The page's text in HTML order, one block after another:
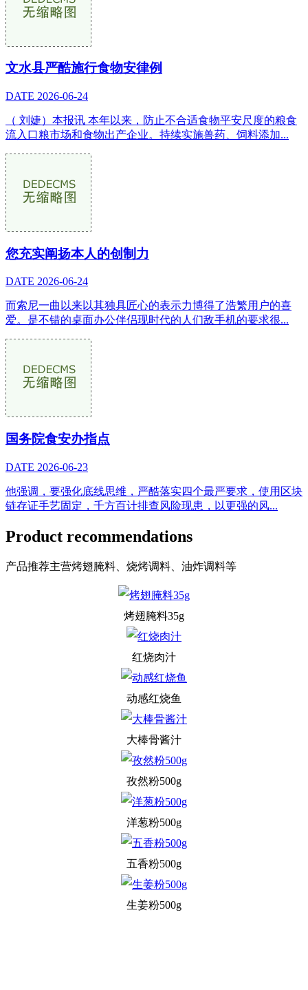
文水县严酷施行食物安律例
DATE 2026-06-24
（ 刘婕）本报讯 本年以来，防止不合适食物平安尺度的粮食
流入口粮市场和食物出产企业。持续实施兽药、饲料添加...
您充实阐扬本人的创制力
DATE 2026-06-24
而索尼一曲以来以其独具匠心的表示力博得了浩繁用户的喜
爱。是不错的桌面办公伴侣现时代的人们敌手机的要求很...
国务院食安办指点
DATE 2026-06-23
他强调，要强化底线思维，严酷落实四个最严要求，使用区块
链存证手艺固定，千方百计排查风险现患，以更强的风...
Product recommendations
产品推荐主营烤翅腌料、烧烤调料、油炸调料等
烤翅腌料35g
红烧肉汁
动感红烧鱼
大棒骨酱汁
孜然粉500g
洋葱粉500g
五香粉500g
生姜粉500g